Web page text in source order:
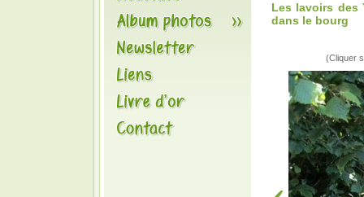
Les lavoirs
dans le bourg
(Cliquer